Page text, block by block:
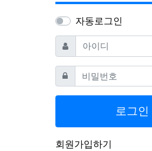
자동로그인
아이디 필수
비밀번호필수
로그인
회원가입하기